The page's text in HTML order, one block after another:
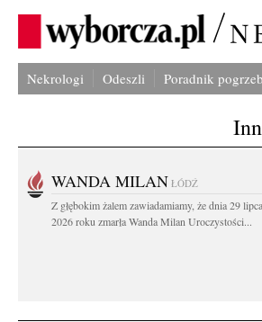
Nekrologi Odeszli Poradnik
WANDA MILAN ŁÓDŹ
Z głębokim żalem zawiadamiamy, że dnia 29 lipca
2026 roku zmarła Wanda Milan Uroczystości...